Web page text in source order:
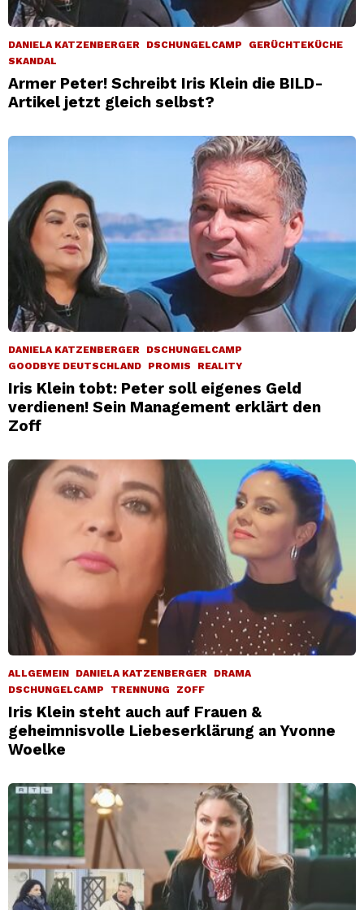
DANIELA KATZENBERGER DSCHUNGELCAMP
GERÜCHTEKÜCHE
SKANDAL
Armer Peter! Schreibt Iris Klein die BILD-
Artikel jetzt gleich selbst?
DANIELA KATZENBERGER
DSCHUNGELCAMP
GOODBYE DEUTSCHLAND
PROMIS REALITY
Iris Klein tobt: Peter soll eigenes Geld
verdienen! Sein Management erklärt den
Zoff
ALLGEMEIN DANIELA KATZENBERGER
DRAMA
DSCHUNGELCAMP
TRENNUNG ZOFF
Iris Klein steht auch auf Frauen &
geheimnisvolle Liebeserklärung an Yvonne
Woelke